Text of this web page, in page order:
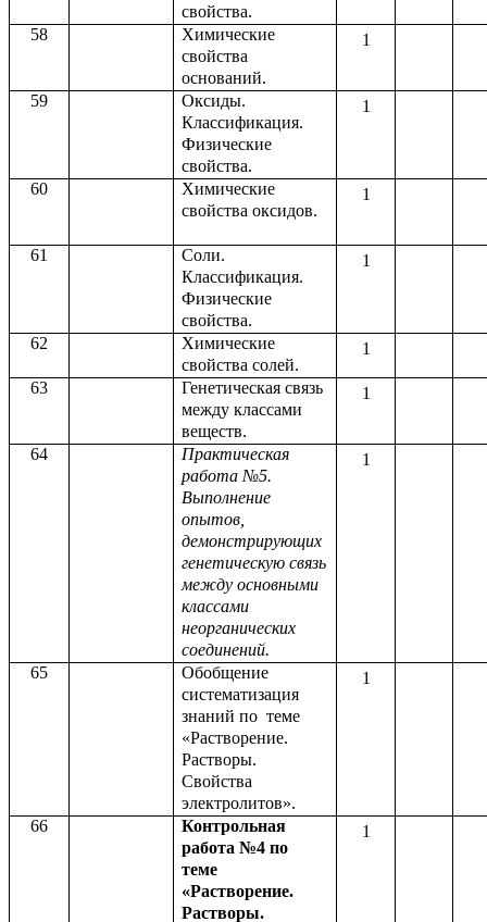
свойства.
58
Химические
свойства
оснований.
1
59
Оксиды.
Классификация.
Физические
свойства.
1
60
Химические
свойства оксидов.
1
61
Соли.
Классификация.
Физические
свойства.
1
62
Химические
свойства солей.
1
63
Генетическая связь
между классами
веществ.
1
64
Практическая
работа №5.
Выполнение
опытов,
демонстрирующих
генетическую связь
между основными
классами
неорганических
соединений.
1
65
Обобщение
систематизация
знаний по теме
«Растворение.
Растворы.
Свойства
электролитов».
1
66
Контрольная
работа №4 по
теме
«Растворение.
Растворы.
1